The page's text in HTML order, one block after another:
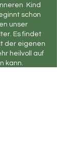
Kind
schon
unser
Es findet
der eigenen
heilvoll auf
kann.